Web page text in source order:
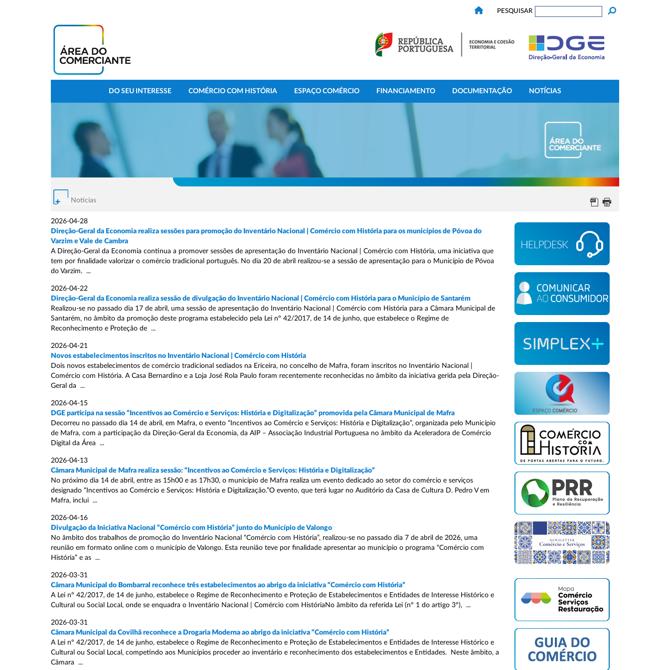
PESQUISAR
DO SEU INTERESSE COMÉRCIO COM HISTÓRIA ESPAÇO COMÉRCIO FINANCIAMENTO DOCUMENTAÇÃO NOTÍCIAS
Notícias
2026-04-28
Direção-Geral da Economia realiza sessões para promoção do Inventário Nacional | Comércio com História para os municípios de Póvoa do
Varzim e Vale de Cambra
A Direção-Geral da Economia continua a promover sessões de apresentação do Inventário Nacional | Comércio com História, uma iniciativa que
tem por finalidade valorizar o comércio tradicional português. No dia 20 de abril realizou-se a sessão de apresentação para o Município de Póvoa
do Varzim. ...
2026-04-22
Direção-Geral da Economia realiza sessão de divulgação do Inventário Nacional | Comércio com História para o Município de Santarém
Realizou-se no passado dia 17 de abril, uma sessão de apresentação do Inventário Nacional | Comércio com História para a Câmara Municipal de
Santarém, no âmbito da promoção deste programa estabelecido pela Lei nº 42/2017, de 14 de junho, que estabelece o Regime de
Reconhecimento e Proteção de ...
2026-04-21
Novos estabelecimentos inscritos no Inventário Nacional | Comércio com História
Dois novos estabelecimentos de comércio tradicional sediados na Ericeira, no concelho de Mafra, foram inscritos no Inventário Nacional |
Comércio com História. A Casa Bernardino e a Loja José Rola Paulo foram recentemente reconhecidas no âmbito da iniciativa gerida pela Direção-
Geral da ...
2026-04-15
DGE participa na sessão “Incentivos ao Comércio e Serviços: História e Digitalização” promovida pela Câmara Municipal de Mafra
Decorreu no passado dia 14 de abril, em Mafra, o evento “Incentivos ao Comércio e Serviços: História e Digitalização”, organizada pelo Município
de Mafra, com a participação da Direção-Geral da Economia, da AIP – Associação Industrial Portuguesa no âmbito da Aceleradora de Comércio
Digital da Área ...
2026-04-13
Câmara Municipal de Mafra realiza sessão: “Incentivos ao Comércio e Serviços: História e Digitalização”
No próximo dia 14 de abril, entre as 15h00 e as 17h30, o município de Mafra realiza um evento dedicado ao setor do comércio e serviços
designado “Incentivos ao Comércio e Serviços: História e Digitalização.”O evento, que terá lugar no Auditório da Casa de Cultura D. Pedro V em
Mafra, inclui ...
2026-04-16
Divulgação da Iniciativa Nacional “Comércio com História” junto do Município de Valongo
No âmbito dos trabalhos de promoção do Inventário Nacional “Comércio com História”, realizou-se no passado dia 7 de abril de 2026, uma
reunião em formato online com o município de Valongo. Esta reunião teve por finalidade apresentar ao município o programa “Comércio com
História” e as ...
2026-03-31
Câmara Municipal do Bombarral reconhece três estabelecimentos ao abrigo da iniciativa “Comércio com História”
A Lei nº 42/2017, de 14 de junho, estabelece o Regime de Reconhecimento e Proteção de Estabelecimentos e Entidades de Interesse Histórico e
Cultural ou Social Local, onde se enquadra o Inventário Nacional | Comércio com HistóriaNo âmbito da referida Lei (nº 1 do artigo 3º), ...
2026-03-31
Câmara Municipal da Covilhã reconhece a Drogaria Moderna ao abrigo da iniciativa “Comércio com História”
A Lei nº 42/2017, de 14 de junho, estabelece o Regime de Reconhecimento e Proteção de Estabelecimentos e Entidades de Interesse Histórico e
Cultural ou Social Local, competindo aos Municípios proceder ao inventário e reconhecimento dos estabelecimentos e Entidades. Neste âmbito, a
Câmara ...